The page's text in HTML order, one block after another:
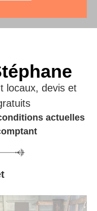
locaux, devis et
actuelles